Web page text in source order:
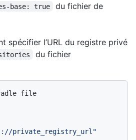
base: true
du fichier de
spécifier l’URL du registre privé
du fichier
file
private_registry_url"